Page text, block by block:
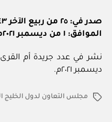
صدر في: ٢٥ من ربيع الآخر ١٤٤٣هـ
الموافق: ١ من ديسمبر ٢٠٢١م
ديسمبر ٢٠٢١م.
الوسوممجلس التعاون لدول الخليج